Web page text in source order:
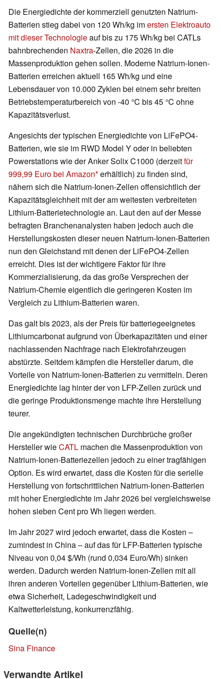
Die Energiedichte der kommerziell genutzten Natrium-
Batterien stieg dabei von 120 Wh/kg imersten Elektroauto
mit dieser Technologieauf bis zu 175 Wh/kg bei CATLs
bahnbrechenden Naxtra-Zellen, die 2026 in die
Massenproduktion gehen sollen. Moderne Natrium-Ionen-
Batterien erreichen aktuell 165 Wh/kg und eine
Lebensdauer von 10.000 Zyklen bei einem sehr breiten
Betriebstemperaturbereich von -40 °C bis 45 °C ohne
Kapazitätsverlust.
Angesichts der typischen Energiedichte von LiFePO4-
Batterien, wie sie im RWD Model Y oder in beliebten
Powerstations wie der Anker Solix C1000 (derzeitfür
999,99 Euro bei Amazon erhältlich) zu finden sind,
nähern sich die Natrium-Ionen-Zellen offensichtlich der
Kapazitätsgleichheit mit der am weitesten verbreiteten
Lithium-Batterietechnologie an. Laut den auf der Messe
befragten Branchenanalysten haben jedoch auch die
Herstellungskosten dieser neuen Natrium-Ionen-Batterien
nun den Gleichstand mit denen der LiFePO4-Zellen
erreicht. Dies ist der wichtigere Faktor für ihre
Kommerzialisierung, da das große Versprechen der
Natrium-Chemie eigentlich die geringeren Kosten im
Vergleich zu Lithium-Batterien waren.
Das galt bis 2023, als der Preis für batteriegeeignetes
Lithiumcarbonat aufgrund von Überkapazitäten und einer
nachlassenden Nachfrage nach Elektrofahrzeugen
abstürzte. Seitdem kämpfen die Hersteller darum, die
Vorteile von Natrium-Ionen-Batterien zu vermitteln. Deren
Energiedichte lag hinter der von LFP-Zellen zurück und
die geringe Produktionsmenge machte ihre Herstellung
teurer.
Die angekündigten technischen Durchbrüche großer
Hersteller wieCATL machen die Massenproduktion von
Natrium-Ionen-Batteriezellen jedoch zu einer tragfähigen
Option. Es wird erwartet, dass die Kosten für die serielle
Herstellung von fortschrittlichen Natrium-Ionen-Batterien
mit hoher Energiedichte im Jahr 2026 bei vergleichsweise
hohen sieben Cent pro Wh liegen werden.
Im Jahr 2027 wird jedoch erwartet, dass die Kosten –
zumindest in China – auf das für LFP-Batterien typische
Niveau von 0,04 $/Wh (rund 0,034 Euro/Wh) sinken
werden. Dadurch werden Natrium-Ionen-Zellen mit all
ihren anderen Vorteilen gegenüber Lithium-Batterien, wie
etwa Sicherheit, Ladegeschwindigkeit und
Kaltwetterleistung, konkurrenzfähig.
Quelle(n)
Sina Finance
Verwandte Artikel